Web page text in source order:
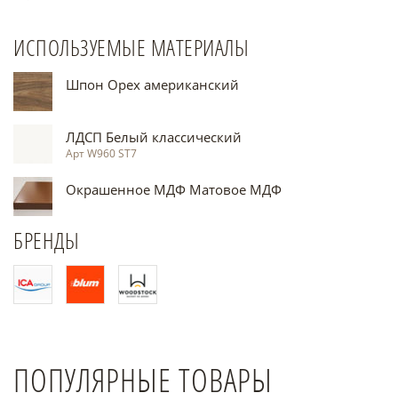
ИСПОЛЬЗУЕМЫЕ МАТЕРИАЛЫ
Шпон Орех американский
ЛДСП Белый классический
Арт W960 ST7
Окрашенное МДФ Матовое МДФ
БРЕНДЫ
ПОПУЛЯРНЫЕ ТОВАРЫ